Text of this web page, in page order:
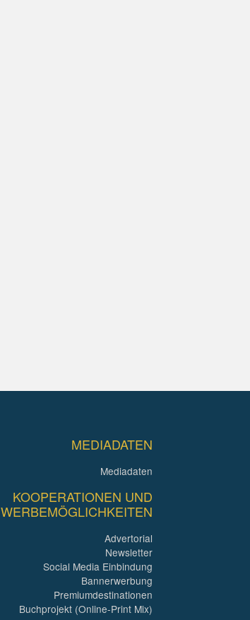
MEDIADATEN
Mediadaten
KOOPERATIONEN UND
WERBEMÖGLICHKEITEN
Advertorial
Newsletter
Social Media Einbindung
Bannerwerbung
Premiumdestinationen
Buchprojekt (Online-Print Mix)